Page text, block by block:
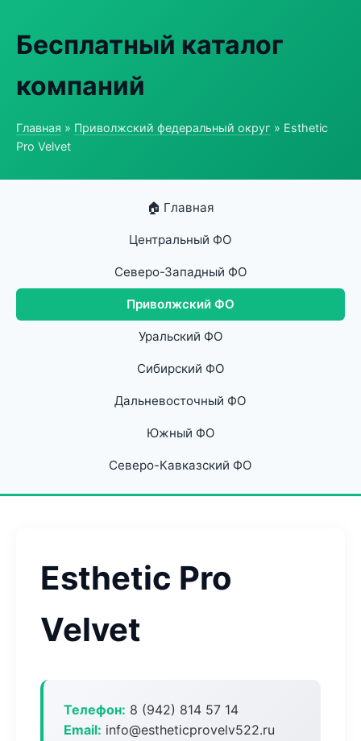
Бесплатный каталог
компаний
Главная » Приволжский федеральный округ » Esthetic
Pro Velvet
🏠 Главная
Центральный ФО
Северо-Западный ФО
Приволжский ФО
Уральский ФО
Сибирский ФО
Дальневосточный ФО
Южный ФО
Северо-Кавказский ФО
Esthetic Pro
Velvet
Телефон: 8 (942) 814 57 14
Email: info@estheticprovelv522.ru